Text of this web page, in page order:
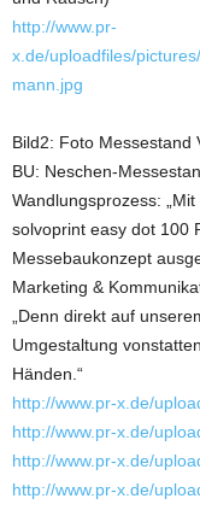
http://www.pr-
x.de/uploadfiles/
mann.jpg
Bild2: Foto Messestand
BU: Neschen-
Wandlungsprozess:
solvoprint easy dot 100
Messebaukonzept
Marketing &
„Denn direkt auf
Umgestaltung
Händen.“
http://www.pr-x.de/
http://www.pr-x.de/
http://www.pr-x.de/
http://www.pr-x.de/